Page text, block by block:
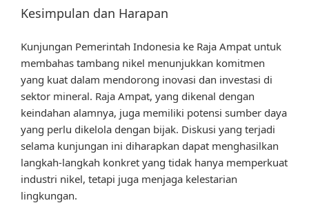
Kesimpulan dan Harapan
Kunjungan Pemerintah Indonesia ke Raja Ampat untuk
membahas tambang nikel menunjukkan komitmen
yang kuat dalam mendorong inovasi dan investasi di
sektor mineral. Raja Ampat, yang dikenal dengan
keindahan alamnya, juga memiliki potensi sumber daya
yang perlu dikelola dengan bijak. Diskusi yang terjadi
selama kunjungan ini diharapkan dapat menghasilkan
langkah-langkah konkret yang tidak hanya memperkuat
industri nikel, tetapi juga menjaga kelestarian
lingkungan.